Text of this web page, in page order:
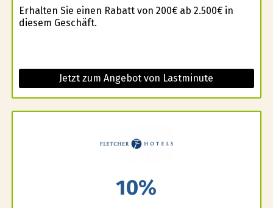
Erhalten Sie einen Rabatt von 200€ ab 2.500€ in
diesem Geschäft.
Jetzt zum Angebot von Lastminute
10%